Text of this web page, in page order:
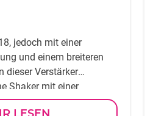
jedoch mit einer
und einem breiteren
dieser Verstärker
Shaker mit einer
VA versorgen.